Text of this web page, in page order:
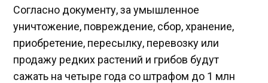
Согласно документу, за умышленное
уничтожение, повреждение, сбор, хранение,
приобретение, пересылку, перевозку или
продажу редких растений и грибов будут
сажать на четыре года со штрафом до 1 млн